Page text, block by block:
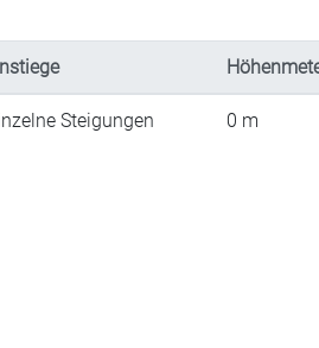
Steigungen 0 m